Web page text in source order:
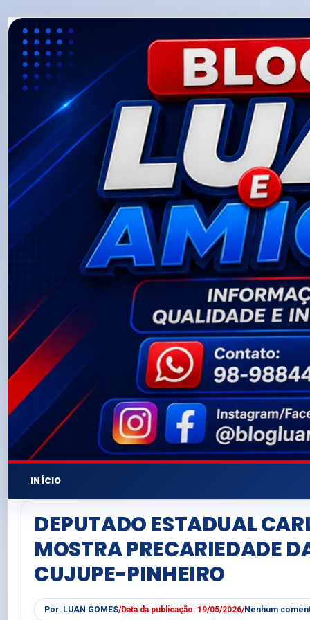
INÍCIO
DEPUTADO ESTADUAL
MOSTRA PRECARIEDADE
CUJUPE-PINHEIRO
Por: LUAN GOMES/Data da publicação: 19/05/2026/Nenhum